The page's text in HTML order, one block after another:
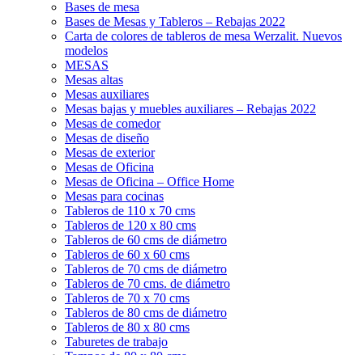
Bases de mesa
Bases de Mesas y Tableros – Rebajas 2022
Carta de colores de tableros de mesa Werzalit. Nuevos
modelos
MESAS
Mesas altas
Mesas auxiliares
Mesas bajas y muebles auxiliares – Rebajas 2022
Mesas de comedor
Mesas de diseño
Mesas de exterior
Mesas de Oficina
Mesas de Oficina – Office Home
Mesas para cocinas
Tableros de 110 x 70 cms
Tableros de 120 x 80 cms
Tableros de 60 cms de diámetro
Tableros de 60 x 60 cms
Tableros de 70 cms de diámetro
Tableros de 70 cms. de diámetro
Tableros de 70 x 70 cms
Tableros de 80 cms de diámetro
Tableros de 80 x 80 cms
Taburetes de trabajo